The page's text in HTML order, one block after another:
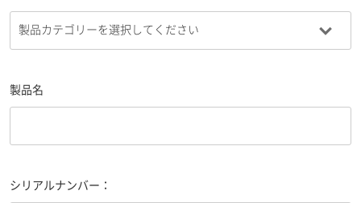
製品名
シリアルナンバー：